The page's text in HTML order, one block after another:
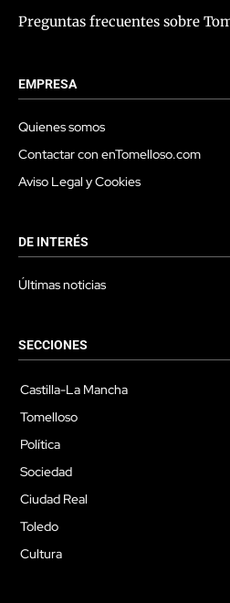
Preguntas frecuentes sobre
EMPRESA
Quienes somos
Contactar con enTomelloso.com
Aviso Legal y Cookies
DE INTERÉS
Últimas noticias
SECCIONES
Castilla-La Mancha
Tomelloso
Política
Sociedad
Ciudad Real
Toledo
Cultura